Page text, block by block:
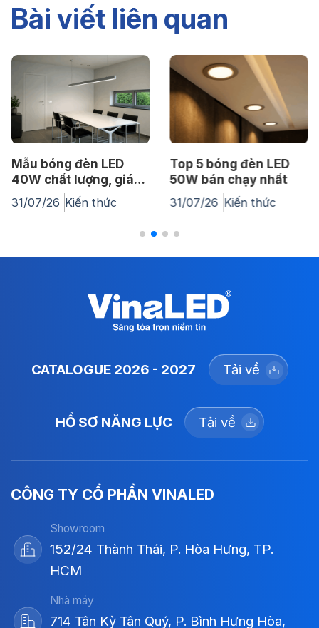
Bài viết liên quan
LED
giá
thức
Top 5 bóng đèn LED
50W bán chạy nhất
31/07/26 Kiến thức
Top bóng
60W siêu
lượng cao
31/07/26
CATALOGUE 2026 - 2027 Tải về
HỒ SƠ NĂNG LỰC Tải về
CÔNG TY CỔ PHẦN VINALED
Showroom
152/24 Thành Thái, P. Hòa Hưng, TP.
HCM
Nhà máy
714 Tân Kỳ Tân Quý, P. Bình Hưng Hòa,